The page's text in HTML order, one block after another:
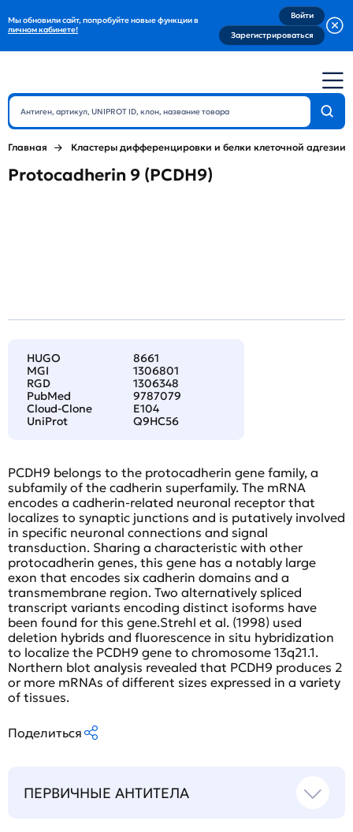
Мы обновили сайт, попробуйте новые функции в
личном кабинете!
Войти
Зарегистрироваться
Главная Кластеры дифференцировки и белки клеточной адгезии
Protocadherin 9 (PCDH9)
HUGO
8661
MGI
1306801
RGD
1306348
PubMed
9787079
Cloud-Clone
E104
UniProt
Q9HC56
PCDH9 belongs to the protocadherin gene family, a
subfamily of the cadherin superfamily. The mRNA
encodes a cadherin-related neuronal receptor that
localizes to synaptic junctions and is putatively involved
in specific neuronal connections and signal
transduction. Sharing a characteristic with other
protocadherin genes, this gene has a notably large
exon that encodes six cadherin domains and a
transmembrane region. Two alternatively spliced
transcript variants encoding distinct isoforms have
been found for this gene.Strehl et al. (1998) used
deletion hybrids and fluorescence in situ hybridization
to localize the PCDH9 gene to chromosome 13q21.1.
Northern blot analysis revealed that PCDH9 produces 2
or more mRNAs of different sizes expressed in a variety
of tissues.
Поделиться
ПЕРВИЧНЫЕ АНТИТЕЛА